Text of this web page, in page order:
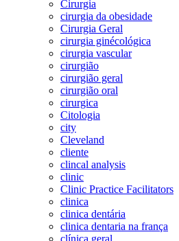
Cirurgia
cirurgia da obesidade
Cirurgia Geral
cirurgia ginécológica
cirurgia vascular
cirurgião
cirurgião geral
cirurgião oral
cirurgica
Citologia
city
Cleveland
cliente
clincal analysis
clinic
Clinic Practice Facilitators
clinica
clinica dentária
clinica dentaria na frança
clínica geral